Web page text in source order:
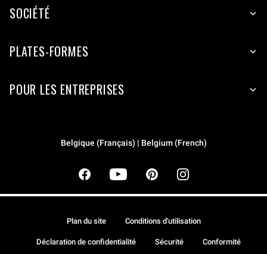
SOCIÉTÉ
PLATES-FORMES
POUR LES ENTREPRISES
Belgique (Français) | Belgium (French)
Plan du site Conditions d'utilisation
Déclaration de confidentialité Sécurité Conformité